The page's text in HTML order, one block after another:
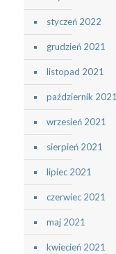
styczeń 2022
grudzień 2021
listopad 2021
październik 2021
wrzesień 2021
sierpień 2021
lipiec 2021
czerwiec 2021
maj 2021
kwiecień 2021